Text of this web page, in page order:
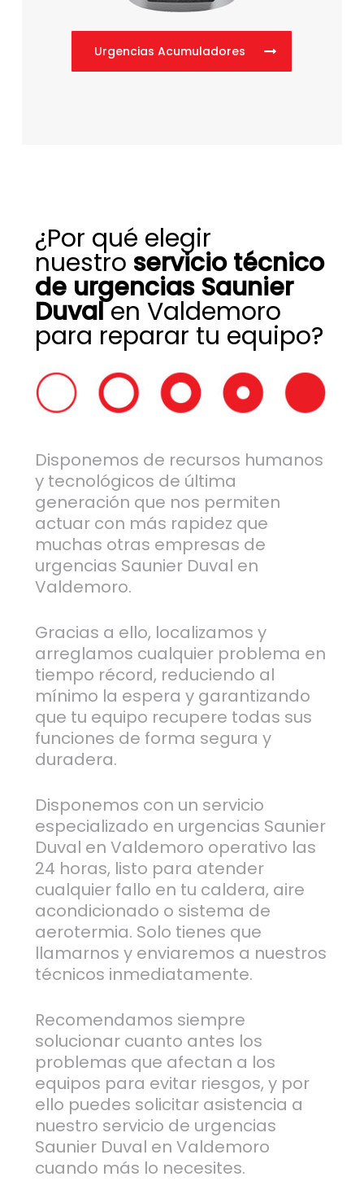
Urgencias Acumuladores
¿Por qué elegir
nuestro servicio técnico
de urgencias Saunier
Duvalen Valdemoro
para reparar tu equipo?
Disponemos de recursos humanos
y tecnológicos de última
generación que nos permiten
actuar con más rapidez que
muchas otras empresas de
urgencias Saunier Duval en
Valdemoro.
Gracias a ello, localizamos y
arreglamos cualquier problema en
tiempo récord, reduciendo al
mínimo la espera y garantizando
que tu equipo recupere todas sus
funciones de forma segura y
duradera.
Disponemos con un servicio
especializado en urgencias Saunier
Duval en Valdemoro operativo las
24 horas, listo para atender
cualquier fallo en tu caldera, aire
acondicionado o sistema de
aerotermia. Solo tienes que
llamarnos y enviaremos a nuestros
técnicos inmediatamente.
Recomendamos siempre
solucionar cuanto antes los
problemas que afectan a los
equipos para evitar riesgos, y por
ello puedes solicitar asistencia a
nuestro servicio de urgencias
Saunier Duval en Valdemoro
cuando más lo necesites.